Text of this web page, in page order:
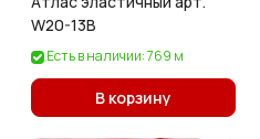
W20-13B
Есть в наличии: 769 м
В корзину